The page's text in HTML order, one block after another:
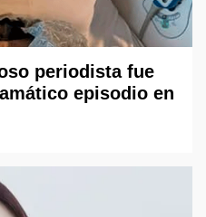
periodista fue
episodio en